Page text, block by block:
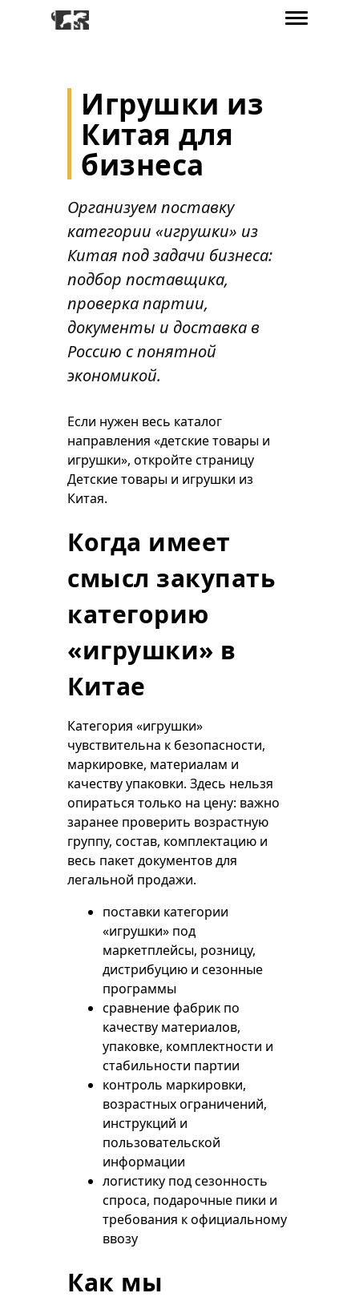
Игрушки из
Китая для
бизнеса
Организуем поставку
категории «игрушки» из
Китая под задачи бизнеса:
подбор поставщика,
проверка партии,
документы и доставка в
Россию с понятной
экономикой.
Если нужен весь каталог
направления «детские товары и
игрушки», откройте страницу
Детские товары и игрушки из
Китая.
Когда имеет
смысл закупать
категорию
«игрушки» в
Китае
Категория «игрушки»
чувствительна к безопасности,
маркировке, материалам и
качеству упаковки. Здесь нельзя
опираться только на цену: важно
заранее проверить возрастную
группу, состав, комплектацию и
весь пакет документов для
легальной продажи.
поставки категории
«игрушки» под
маркетплейсы, розницу,
дистрибуцию и сезонные
программы
сравнение фабрик по
качеству материалов,
упаковке, комплектности и
стабильности партии
контроль маркировки,
возрастных ограничений,
инструкций и
пользовательской
информации
логистику под сезонность
спроса, подарочные пики и
требования к официальному
ввозу
Как мы